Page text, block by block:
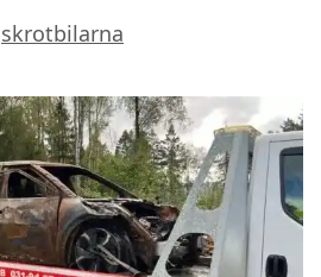
skrotbilarna